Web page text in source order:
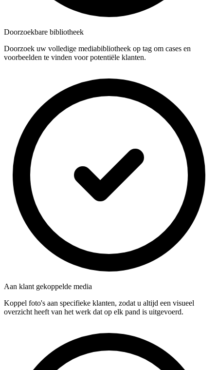
Doorzoekbare bibliotheek
Doorzoek uw volledige mediabibliotheek op tag om cases en
voorbeelden te vinden voor potentiële klanten.
Aan klant gekoppelde media
Koppel foto's aan specifieke klanten, zodat u altijd een visueel
overzicht heeft van het werk dat op elk pand is uitgevoerd.